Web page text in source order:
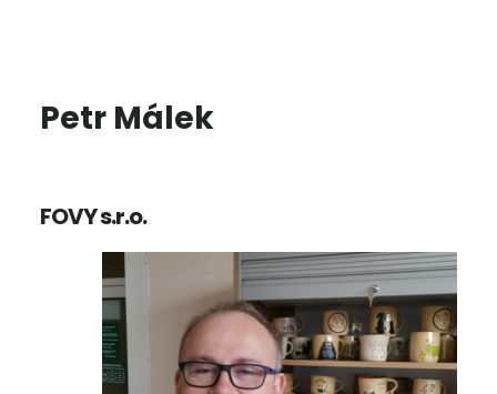
Petr Málek
FOVY s.r.o.